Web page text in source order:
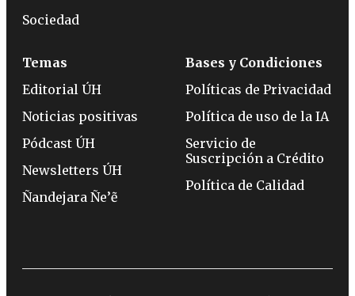
Sociedad
Temas
Editorial ÚH
Noticias positivas
Pódcast ÚH
Newsletters ÚH
Ñandejara Ñe’ẽ
Bases y Condiciones
Políticas de Privacidad
Política de uso de la IA
Servicio de
Suscripción a Crédito
Política de Calidad